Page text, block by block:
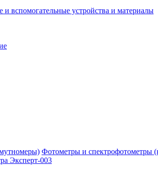
и вспомогательные устройства и материалы
Фотометры и спектрофотометры
Эксперт-003